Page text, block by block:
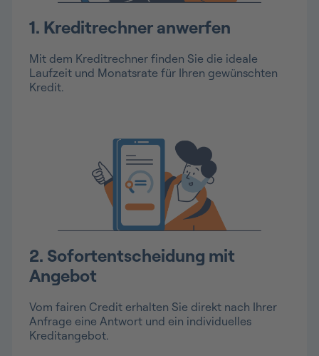
1. Kreditrechner anwerfen
Mit dem Kreditrechner finden Sie die ideale
Laufzeit und Monatsrate für Ihren gewünschten
Kredit.
2. Sofortentscheidung mit
Angebot
Vom fairen Credit erhalten Sie direkt nach Ihrer
Anfrage eine Antwort und ein individuelles
Kreditangebot.